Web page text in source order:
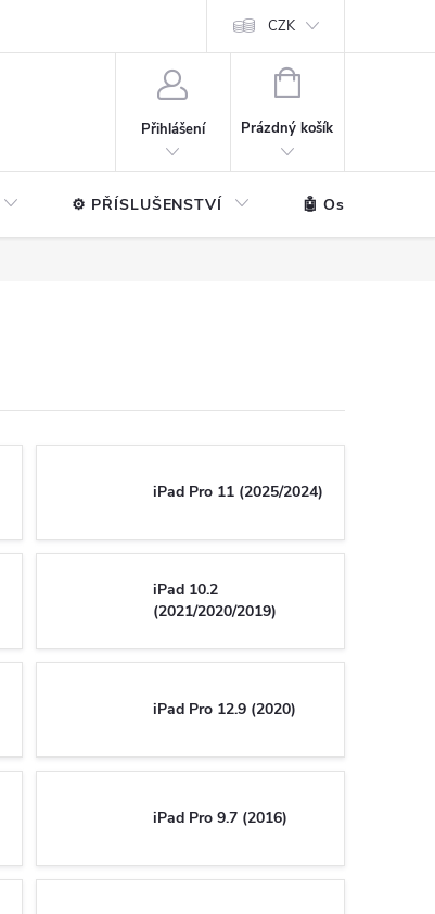
CZK
Přihlášení
NÁKUPNÍ
Prázdný košík
⚙️ PŘÍSLUŠENSTVÍ 🤖 Ostatní
iPad Pro 11 (2025/2024)
iPad 10.2
(2021/2020/2019)
iPad Pro 12.9 (2020)
iPad Pro 9.7 (2016)